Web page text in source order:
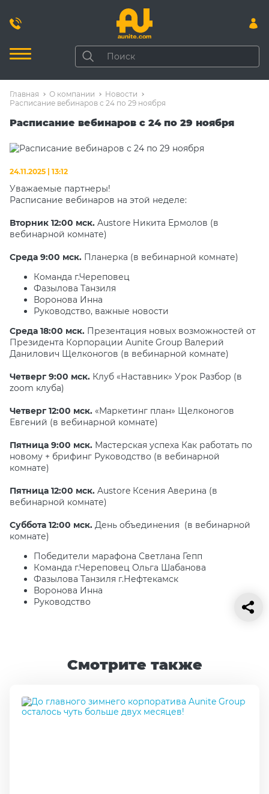
Главная О компании
Новости
Расписание вебинаров с 24 по 29 ноября
Расписание вебинаров с 24 по 29 ноября
24.11.2025 | 13:12
Уважаемые партнеры!
Расписание вебинаров на этой неделе:
Вторник 12:00 мск. Austore Никита Ермолов (в
вебинарной комнате)
Среда 9:00 мск. Планерка (в вебинарной комнате)
Команда г.Череповец
Фазылова Танзиля
Воронова Инна
Руководство, важные новости
Среда 18:00 мск. Презентация новых возможностей от
Президента Корпорации Aunite Group Валерий
Данилович Щелконогов (в вебинарной комнате)
Четверг 9:00 мск. Клуб «Наставник» Урок Разбор (в
zoom клуба)
Четверг 12:00 мск. «Маркетинг план» Щелконогов
Евгений (в вебинарной комнате)
Пятница 9:00 мск. Мастерская успеха Как работать по
новому + брифинг Руководство (в вебинарной
комнате)
Пятница 12:00 мск. Austore Ксения Аверина (в
вебинарной комнате)
Суббота 12:00 мск. День объединения (в вебинарной
комнате)
Победители марафона Светлана Гепп
Команда г.Череповец Ольга Шабанова
Фазылова Танзиля г.Нефтекамск
Воронова Инна
Руководство
Смотрите также